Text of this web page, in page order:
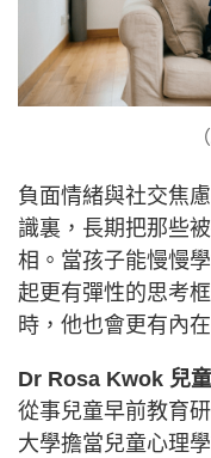
負面情緒與社交焦
識裏，長期把那些
相。當孩子能慢慢
起更有彈性的思考
時，他也會更有內
Dr Rosa Kwok 兒
從事兒童早前教育
大學擔當兒童心理